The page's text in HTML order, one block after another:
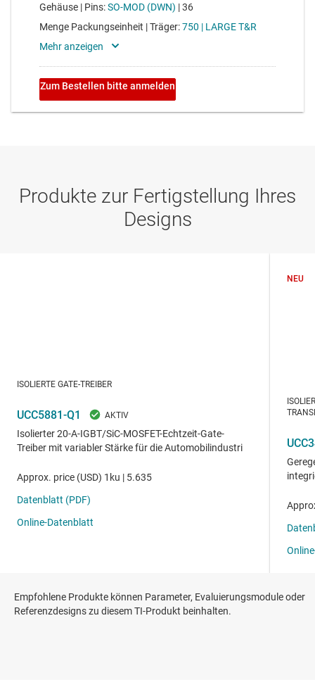
Empfohlene Produkte können Parameter, Evaluierungsmodule oder
Referenzdesigns zu diesem TI-Produkt beinhalten.